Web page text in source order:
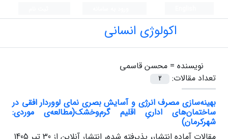
اکولوژی انسانی
نویسنده = محسن قاسمی
تعداد مقالات:
2
بهینه‌سازی مصرف انرژی و آسایش بصری نمای لووردار افقی در
ساختمان‌های اداریِ اقلیم گرم‌وخشک(مطالعه‌ی موردی:
شهرکرمان)